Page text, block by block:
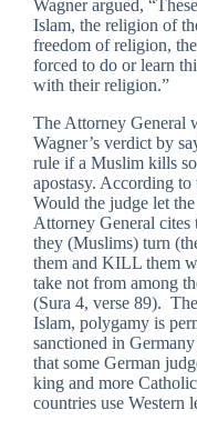
Wagner argued,
Islam, the religion of
freedom of religion,
forced to do or learn
with their religion.”
The Attorney General
Wagner’s verdict by
rule if a Muslim kills
apostasy. According
Would the judge let
Attorney General
they (Muslims) turn
them and KILL them
take not from among
(Sura 4, verse 89).
Islam, polygamy is
sanctioned in
that some German
king and more
countries use Western